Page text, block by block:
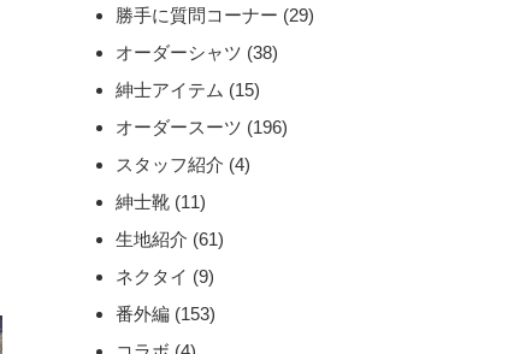
勝手に質問コーナー (29)
オーダーシャツ (38)
紳士アイテム (15)
オーダースーツ (196)
スタッフ紹介 (4)
紳士靴(11)
生地紹介 (61)
ネクタイ (9)
番外編(153)